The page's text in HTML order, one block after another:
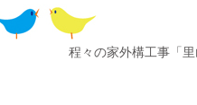
程々の家外構工事「